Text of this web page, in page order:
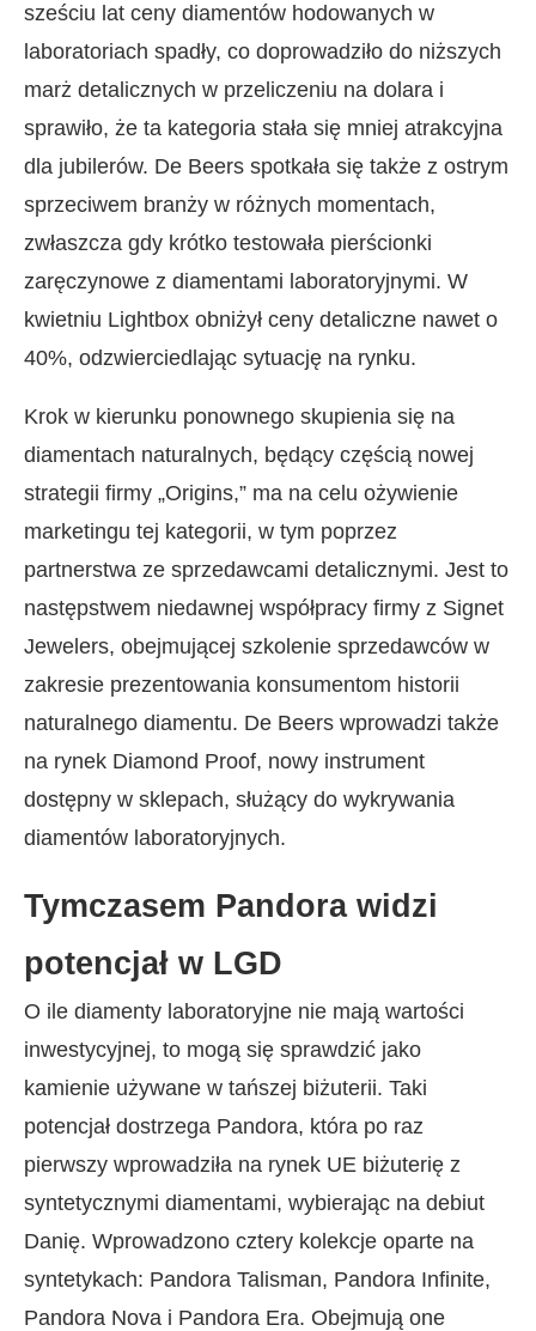
sześciu lat ceny diamentów hodowanych w
laboratoriach spadły, co doprowadziło do niższych
marż detalicznych w przeliczeniu na dolara i
sprawiło, że ta kategoria stała się mniej atrakcyjna
dla jubilerów. De Beers spotkała się także z ostrym
sprzeciwem branży w różnych momentach,
zwłaszcza gdy krótko testowała pierścionki
zaręczynowe z diamentami laboratoryjnymi. W
kwietniu Lightbox obniżył ceny detaliczne nawet o
40%, odzwierciedlając sytuację na rynku.
Krok w kierunku ponownego skupienia się na
diamentach naturalnych, będący częścią nowej
strategii firmy „Origins,” ma na celu ożywienie
marketingu tej kategorii, w tym poprzez
partnerstwa ze sprzedawcami detalicznymi. Jest to
następstwem niedawnej współpracy firmy z Signet
Jewelers, obejmującej szkolenie sprzedawców w
zakresie prezentowania konsumentom historii
naturalnego diamentu. De Beers wprowadzi także
na rynek Diamond Proof, nowy instrument
dostępny w sklepach, służący do wykrywania
diamentów laboratoryjnych.
Tymczasem Pandora widzi
potencjał w LGD
O ile diamenty laboratoryjne nie mają wartości
inwestycyjnej, to mogą się sprawdzić jako
kamienie używane w tańszej biżuterii. Taki
potencjał dostrzega Pandora, która po raz
pierwszy wprowadziła na rynek UE biżuterię z
syntetycznymi diamentami, wybierając na debiut
Danię. Wprowadzono cztery kolekcje oparte na
syntetykach: Pandora Talisman, Pandora Infinite,
Pandora Nova i Pandora Era. Obejmują one